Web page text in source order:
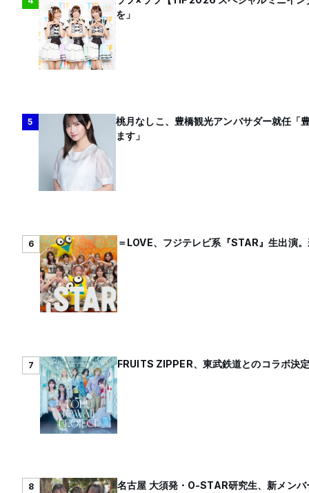
を」
5
桃月なしこ、豊橋観光アンバサダー就任「
ます」
6 ＝LOVE、フジテレビ系『STAR』生出演
7 FRUITS ZIPPER、東武鉄道とのコラボ決
8
名古屋 大須発・O-STAR研究生、新メン